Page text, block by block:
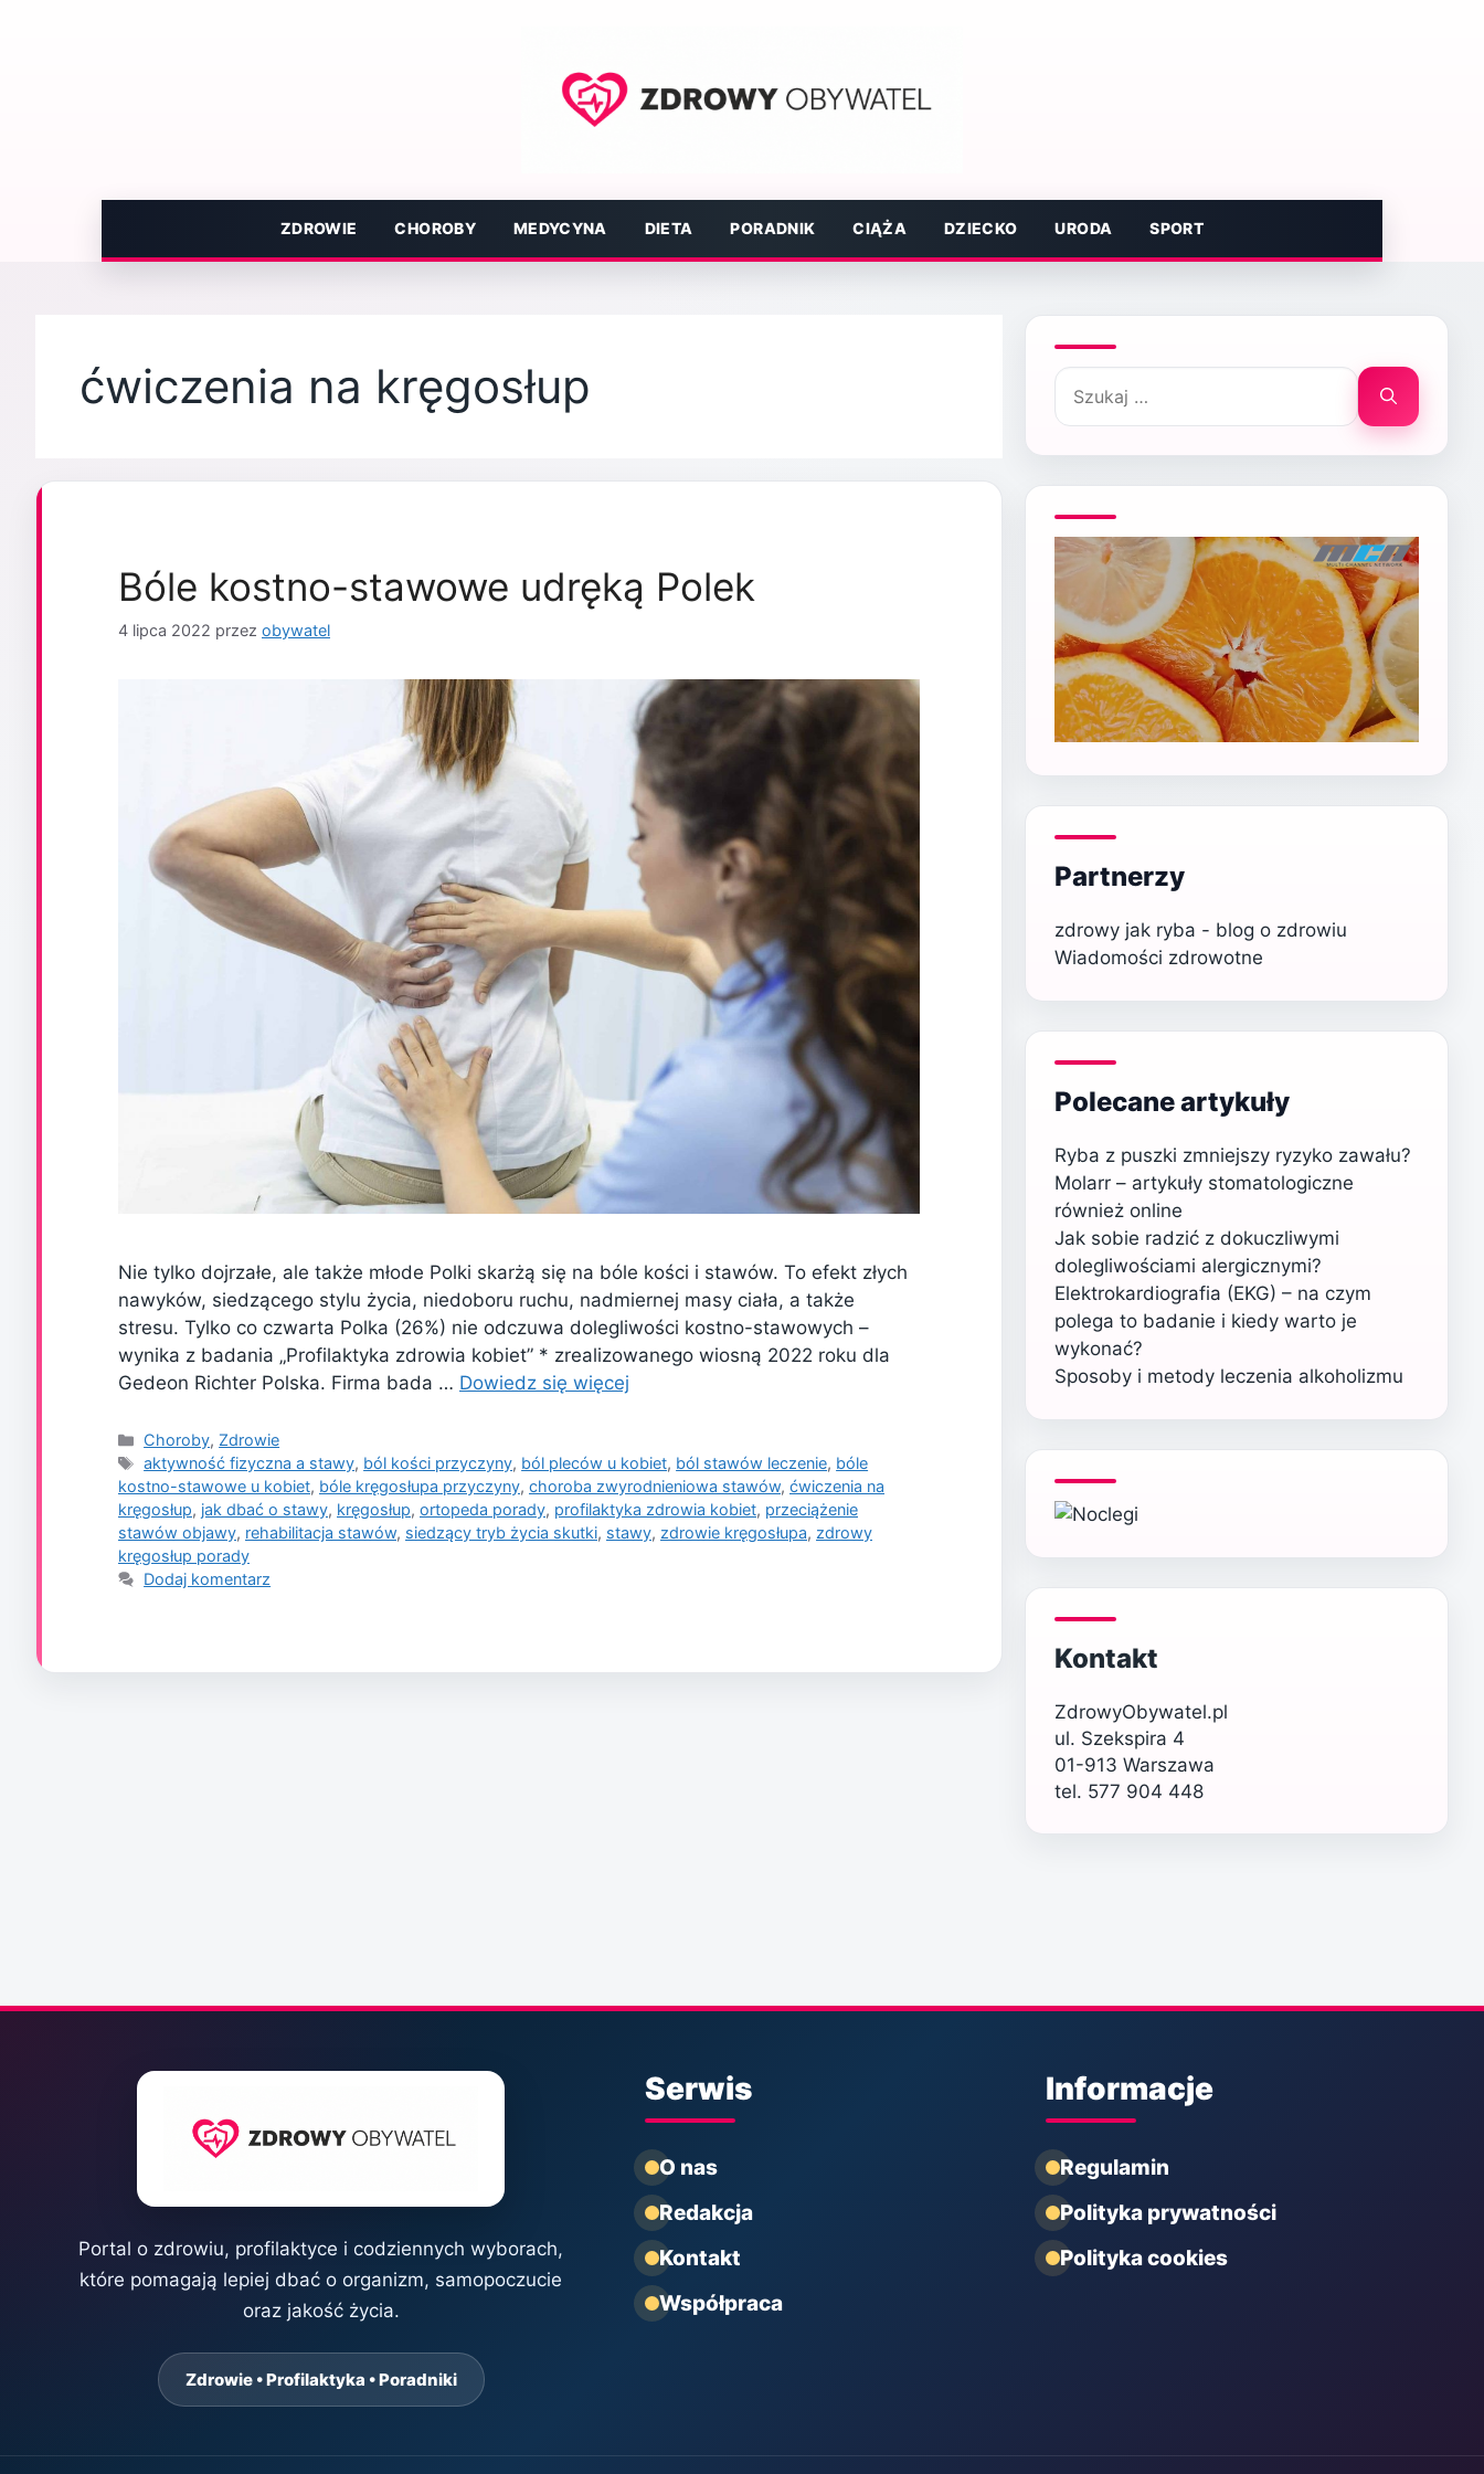
ZDROWIE CHOROBY MEDYCYNA DIETA PORADNIK CIĄŻA DZIECKO URODA SPORT
ćwiczenia na kręgosłup
Bóle kostno-stawowe udręką Polek
4 lipca 2022 przez obywatel
Nie tylko dojrzałe, ale także młode Polki skarżą się na bóle kości i stawów. To efekt złych
nawyków, siedzącego stylu życia, niedoboru ruchu, nadmiernej masy ciała, a także
stresu. Tylko co czwarta Polka (26%) nie odczuwa dolegliwości kostno-stawowych –
wynika z badania „Profilaktyka zdrowia kobiet” * zrealizowanego wiosną 2022 roku dla
Gedeon Richter Polska. Firma bada … Dowiedz się więcej
Kategorie
Choroby, Zdrowie
Tagi
aktywność fizyczna a stawy, ból kości przyczyny, ból pleców u kobiet, ból stawów leczenie, bóle
kostno-stawowe u kobiet, bóle kręgosłupa przyczyny, choroba zwyrodnieniowa stawów, ćwiczenia na
kręgosłup, jak dbać o stawy, kręgosłup, ortopeda porady, profilaktyka zdrowia kobiet, przeciążenie
stawów objawy, rehabilitacja stawów, siedzący tryb życia skutki, stawy, zdrowie kręgosłupa, zdrowy
kręgosłup porady
Dodaj komentarz
Szukaj:
Partnerzy
zdrowy jak ryba - blog o zdrowiu
Wiadomości zdrowotne
Polecane artykuły
Ryba z puszki zmniejszy ryzyko zawału?
Molarr – artykuły stomatologiczne
również online
Jak sobie radzić z dokuczliwymi
dolegliwościami alergicznymi?
Elektrokardiografia (EKG) – na czym
polega to badanie i kiedy warto je
wykonać?
Sposoby i metody leczenia alkoholizmu
Kontakt
ZdrowyObywatel.pl
ul. Szekspira 4
01-913 Warszawa
tel. 577 904 448
Portal o zdrowiu, profilaktyce i codziennych wyborach,
które pomagają lepiej dbać o organizm, samopoczucie
oraz jakość życia.
Zdrowie • Profilaktyka • Poradniki
Serwis
O nas
Redakcja
Kontakt
Współpraca
Informacje
Regulamin
Polityka prywatności
Polityka cookies